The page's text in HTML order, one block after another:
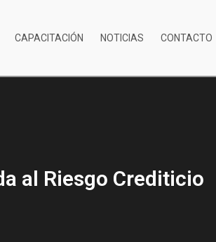
CAPACITACIÓN NOTICIAS CONTACTO
al Riesgo Crediticio